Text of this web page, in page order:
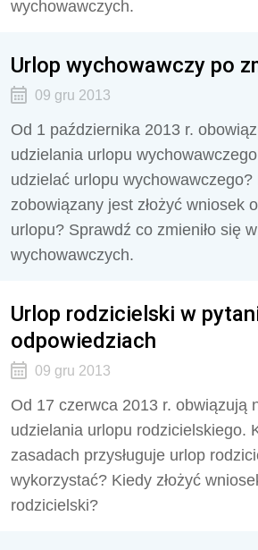
wychowawczych.
Urlop wychowawczy po
09 gru 2013
Od 1 października 2013 r.
udzielania urlopu
udzielać urlopu
zobowiązany jest złożyć wniosek
urlopu? Sprawdź co zmieniło się
wychowawczych.
Urlop rodzicielski w
odpowiedziach
09 gru 2013
Od 17 czerwca 2013 r. obwiązują
udzielania urlopu rodzicielskiego.
zasadach przysługuje urlop
wykorzystać? Kiedy złożyć
rodzicielski?